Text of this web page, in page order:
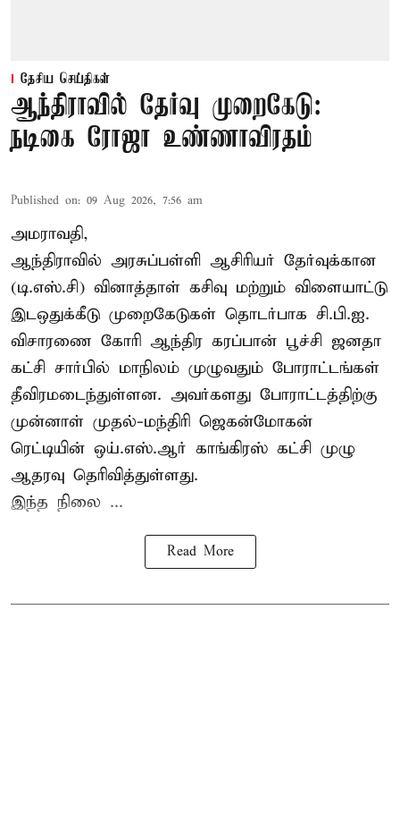
தேசிய செய்திகள்
ஆந்திராவில் தேர்வு முறைகேடு:
நடிகை ரோஜா உண்ணாவிரதம்
Published on: 09 Aug 2026, 7:56 am
அமராவதி,
ஆந்திராவில் அரசுப்பள்ளி ஆசிரியர் தேர்வுக்கான
(டி.எஸ்.சி) வினாத்தாள் கசிவு மற்றும் விளையாட்டு
இடஒதுக்கீடு முறைகேடுகள் தொடர்பாக சி.பி.ஐ.
விசாரணை கோரி ஆந்திர கரப்பான் பூச்சி ஜனதா
கட்சி சார்பில் மாநிலம் முழுவதும் போராட்டங்கள்
தீவிரமடைந்துள்ளன. அவர்களது போராட்டத்திற்கு
முன்னாள் முதல்-மந்திரி ஜெகன்மோகன்
ரெட்டியின் ஒய்.எஸ்.ஆர் காங்கிரஸ் கட்சி முழு
ஆதரவு தெரிவித்துள்ளது.
இந்த நிலை ...
Read More